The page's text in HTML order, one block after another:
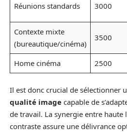
Réunions standards 3000
Contexte mixte
(bureautique/cinéma)
3500
Home cinéma
2500
Il est donc crucial de sélectionner
qualité image capable de
de travail. La synergie entre
contraste assure une délivrance